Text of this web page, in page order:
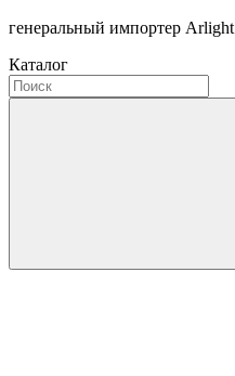
генеральный импортер Arlight
Каталог